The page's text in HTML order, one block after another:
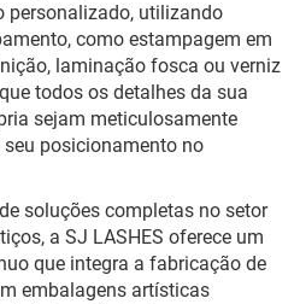
personalizado, utilizando
como estampagem em
laminação fosca ou verniz
todos os detalhes da sua
sejam meticulosamente
posicionamento no
soluções completas no setor
a SJ LASHES oferece um
que integra a fabricação de
embalagens artísticas